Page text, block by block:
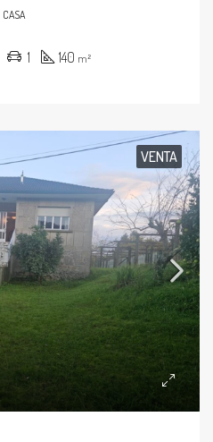
CASA
1 140 m²
VENTA